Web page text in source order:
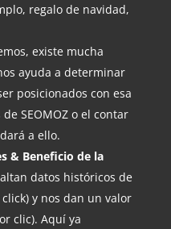
regalo de navidad,
existe mucha
ayuda a determinar
posicionados con esa
SEOMOZ o el contar
a ello.
& Beneficio de la
datos históricos de
click) y nos dan un valor
clic). Aquí ya